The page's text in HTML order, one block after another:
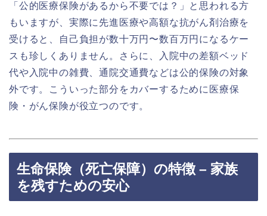
「公的医療保険があるから不要では？」と思われる方
もいますが、実際に先進医療や高額な抗がん剤治療を
受けると、自己負担が数十万円〜数百万円になるケー
スも珍しくありません。さらに、入院中の差額ベッド
代や入院中の雑費、通院交通費などは公的保険の対象
外です。こういった部分をカバーするために医療保
険・がん保険が役立つのです。
生命保険（死亡保障）の特徴 – 家族
を残すための安心